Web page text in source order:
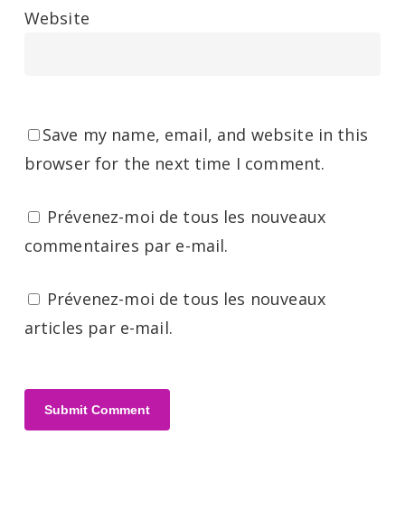
Website
Save my name, email, and website in this
browser for the next time I comment.
Prévenez-moi de tous les nouveaux
commentaires par e-mail.
Prévenez-moi de tous les nouveaux
articles par e-mail.